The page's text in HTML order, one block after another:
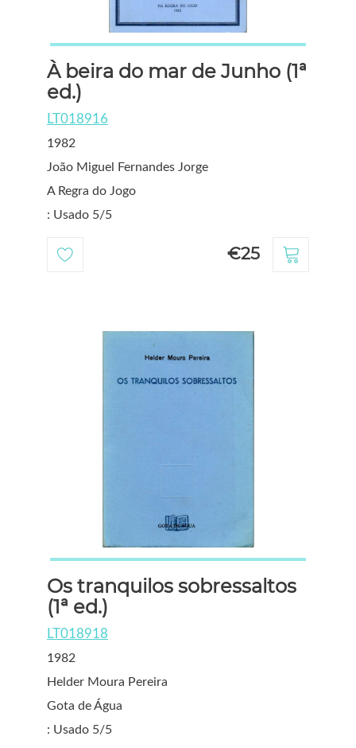
À beira do mar de Junho (1ª
ed.)
LT018916
1982
João Miguel Fernandes Jorge
A Regra do Jogo
: Usado 5/5
€25
Os tranquilos sobressaltos
(1ª ed.)
LT018918
1982
Helder Moura Pereira
Gota de Água
: Usado 5/5